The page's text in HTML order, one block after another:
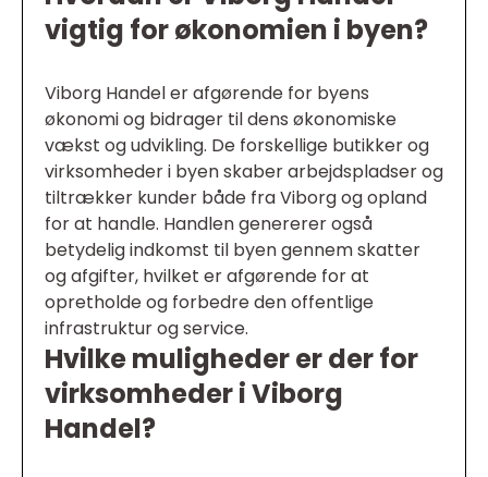
vigtig for økonomien i byen?
Viborg Handel er afgørende for byens
økonomi og bidrager til dens økonomiske
vækst og udvikling. De forskellige butikker og
virksomheder i byen skaber arbejdspladser og
tiltrækker kunder både fra Viborg og opland
for at handle. Handlen genererer også
betydelig indkomst til byen gennem skatter
og afgifter, hvilket er afgørende for at
opretholde og forbedre den offentlige
infrastruktur og service.
Hvilke muligheder er der for
virksomheder i Viborg
Handel?